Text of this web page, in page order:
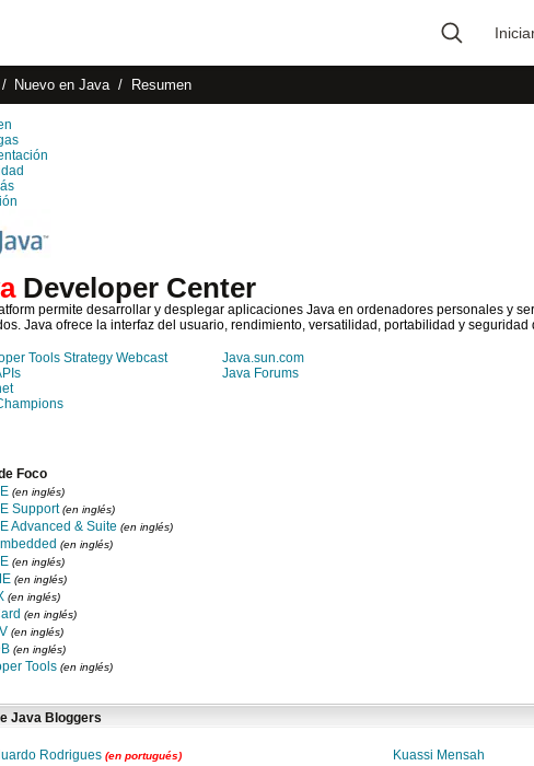
Type 2 or more
characters for results.
Nuevo en Java Resumen
Developer Center
permite desarrollar y desplegar aplicaciones Java en ordenadores personales y
Java ofrece la interfaz del usuario, rendimiento, versatilidad, portabilidad y
Tools Strategy Webcast
Java.sun.com
Java Forums
Foco
(en inglés)
Support (en inglés)
Advanced & Suite (en inglés)
(en inglés)
(en inglés)
(en inglés)
(en inglés)
(en inglés)
(en inglés)
(en inglés)
Tools (en inglés)
Java Bloggers
Rodrigues (en portugués)
Kuassi Mensah